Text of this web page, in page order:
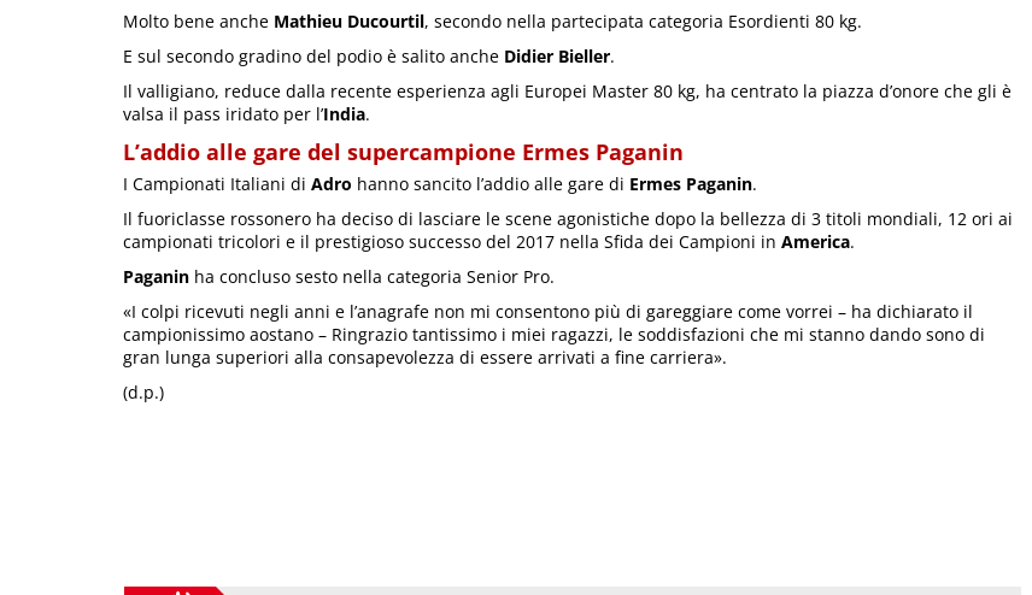
Molto bene anche Mathieu Ducourtil, secondo nella partecipata categoria Esordienti 80 kg.
E sul secondo gradino del podio è salito anche Didier Bieller.
Il valligiano, reduce dalla recente esperienza agli Europei Master 80 kg, ha centrato la piazza d’onore che gli è
valsa il pass iridato per l’India.
L’addio alle gare del supercampione Ermes Paganin
I Campionati Italiani di Adro hanno sancito l’addio alle gare di Ermes Paganin.
Il fuoriclasse rossonero ha deciso di lasciare le scene agonistiche dopo la bellezza di 3 titoli mondiali, 12 ori ai
campionati tricolori e il prestigioso successo del 2017 nella Sfida dei Campioni in America.
Paganin ha concluso sesto nella categoria Senior Pro.
«I colpi ricevuti negli anni e l’anagrafe non mi consentono più di gareggiare come vorrei – ha dichiarato il
campionissimo aostano – Ringrazio tantissimo i miei ragazzi, le soddisfazioni che mi stanno dando sono di
gran lunga superiori alla consapevolezza di essere arrivati a fine carriera».
(d.p.)